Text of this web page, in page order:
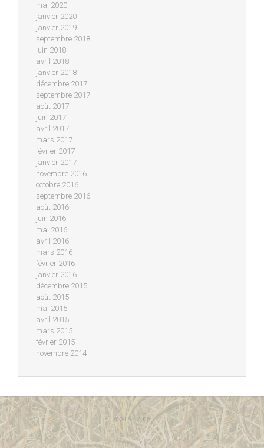
mai 2020
janvier 2020
janvier 2019
septembre 2018
juin 2018
avril 2018
janvier 2018
décembre 2017
septembre 2017
août 2017
juin 2017
avril 2017
mars 2017
février 2017
janvier 2017
novembre 2016
octobre 2016
septembre 2016
août 2016
juin 2016
mai 2016
avril 2016
mars 2016
février 2016
janvier 2016
décembre 2015
août 2015
mai 2015
avril 2015
mars 2015
février 2015
novembre 2014
ASSLSJ 2018